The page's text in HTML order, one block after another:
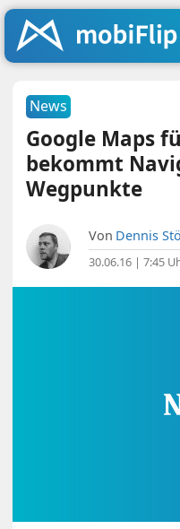
News
Google Maps
bekommt
Wegpunkte
Von Dennis
30.06.16 | 7:45